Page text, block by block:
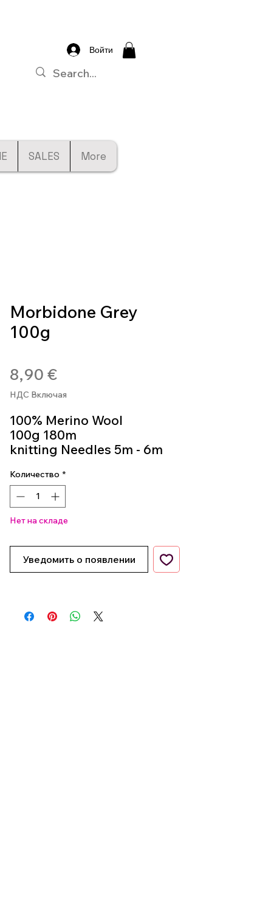
Войти
SALES More
Morbidone Grey
100g
8,90 €Цена
НДС Включая
100% Merino Wool
100g 180m
knitting Needles 5m - 6m
Количество *
Нет на складе
Уведомить о появлении